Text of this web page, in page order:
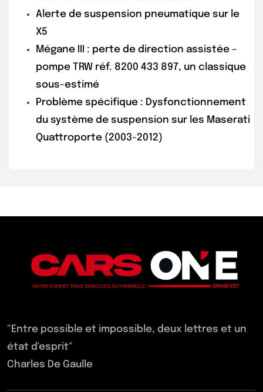
Alerte de suspension pneumatique sur le
X5
Mégane III : perte de direction assistée –
pompe TRW réf. 8200 433 897, un classique
sous-estimé
Problème spécifique : Dysfonctionnement
du système de suspension sur les Maserati
Quattroporte (2003-2012)
"Entre possible et impossible, deux lettres et un
état d'esprit"
Charles De Gaulle